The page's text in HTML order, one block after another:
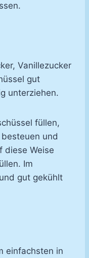
Vanillezucker
gut
unterziehen.
füllen,
und
diese Weise
Im
gut gekühlt
einfachsten in